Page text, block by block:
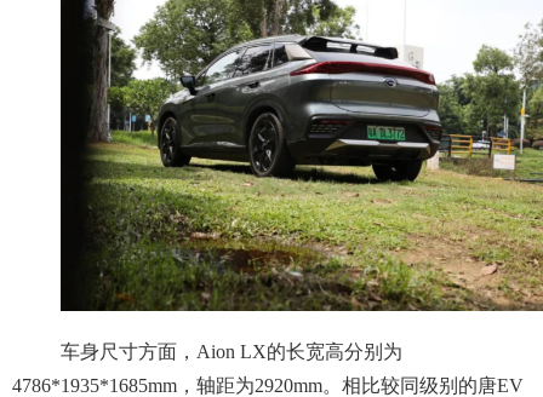
车身尺寸方面，Aion LX的长宽高分别为
4786*1935*1685mm，轴距为2920mm。相比较同级别的唐EV